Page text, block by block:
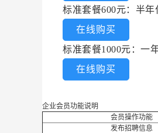
标准套餐600元：半年
在线购买
标准套餐1000元：一
在线购买
企业会员功能说明
会员操作功能
发布招聘信息